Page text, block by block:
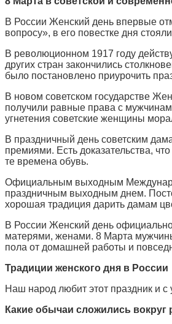
В России Женский день впервые
вопросу», в его повестке дня
В революционном 1917 году
других стран закончились
было постановлено приурочить
В новом советском государстве
получили равные права с
угнетения советские женщины
В праздничный день советским
премиями. Есть доказательства,
те времена обувь.
Официальным выходным
праздничным выходным днем.
хорошая традиция дарить дамам
В России Женский день
матерями, женами. 8 Марта
пола от домашней работы и
Традиции женского дня в России
Наш народ любит этот праздник и с
Какие обычаи сложились вокруг